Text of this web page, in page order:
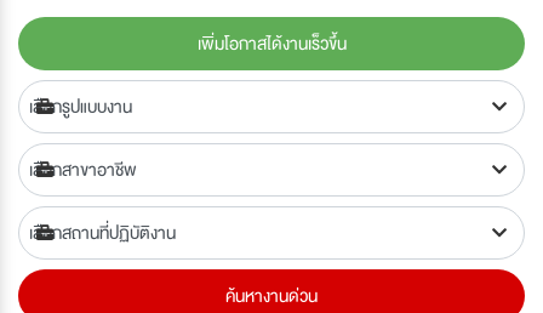
เพิ่มโอกาสได้งานเร็วขึ้น
ค้นหางานด่วน